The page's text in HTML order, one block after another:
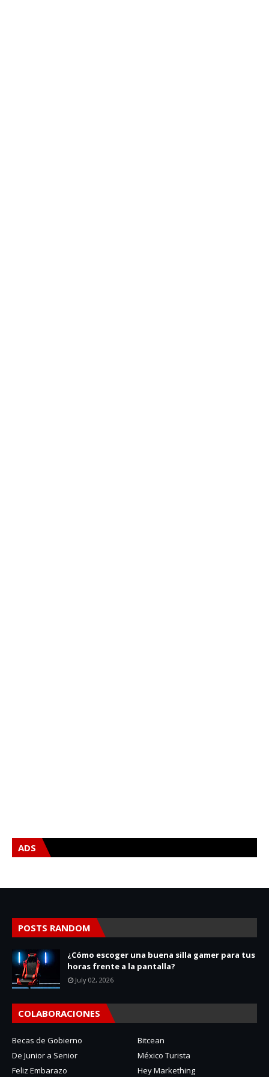
ADS
POSTS RANDOM
¿Cómo escoger una buena silla gamer para tus
horas frente a la pantalla?
July 02, 2026
COLABORACIONES
Becas de Gobierno
Bitcean
De Junior a Senior
México Turista
Feliz Embarazo
Hey Markething